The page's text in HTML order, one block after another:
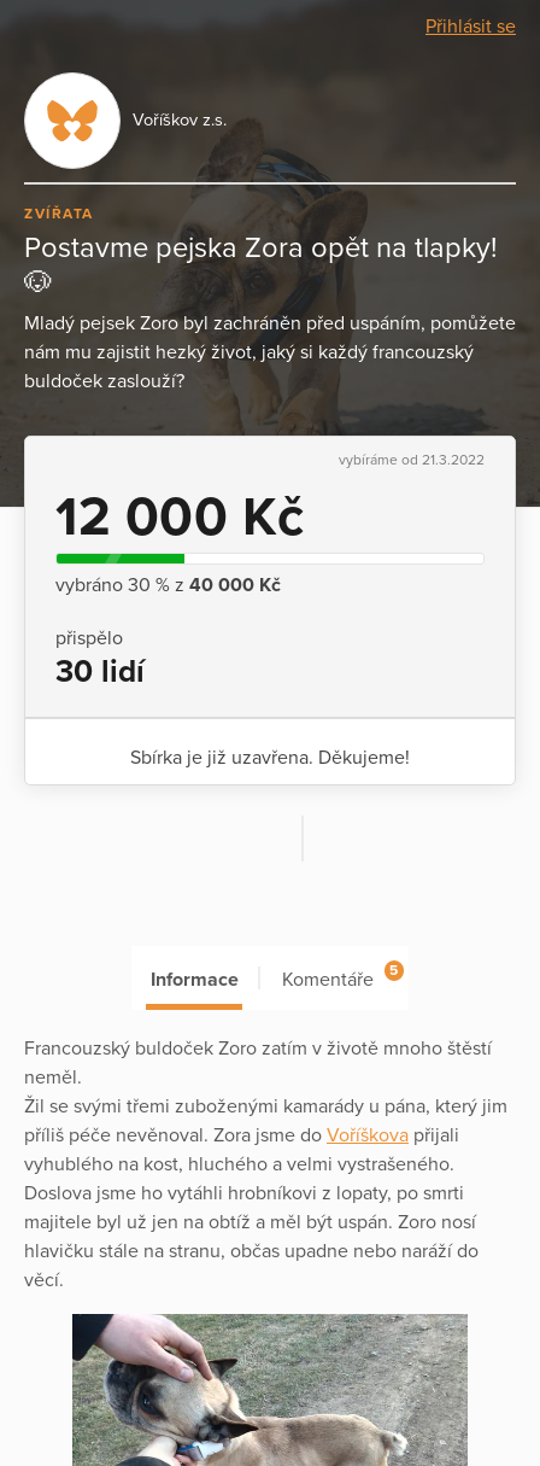
Přihlásit se
Voříškov z.s.
ZVÍŘATA
Postavme pejska Zora opět na tlapky!
🐶
Mladý pejsek Zoro byl zachráněn před uspáním, pomůžete
nám mu zajistit hezký život, jaký si každý francouzský
buldoček zaslouží?
vybíráme od 21.3.2022
12 000 Kč
vybráno 30 % z 40 000 Kč
přispělo
30 lidí
Sbírka je již uzavřena. Děkujeme!
Informace Komentáře 5
Francouzský buldoček Zoro zatím v životě mnoho štěstí
neměl.
Žil se svými třemi zuboženými kamarády u pána, který jim
příliš péče nevěnoval. Zora jsme do Voříškova přijali
vyhublého na kost, hluchého a velmi vystrašeného.
Doslova jsme ho vytáhli hrobníkovi z lopaty, po smrti
majitele byl už jen na obtíž a měl být uspán. Zoro nosí
hlavičku stále na stranu, občas upadne nebo naráží do
věcí.